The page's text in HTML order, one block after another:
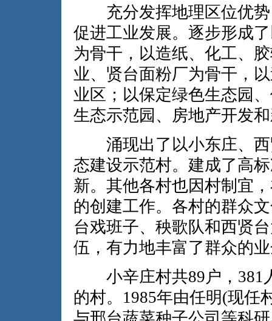
充分发挥地理区位优势
促进工业发展。逐步形成
为骨干，以造纸、化工、
业、贤台面粉厂为骨干，
业区；以保定绿色生态园
生态示范园、房地产开发
涌现出了以小东庄、西
态建设示范村。建成了高
新。其他各村也因村制宜
的创建工作。各村的群众
台戏班子、秧歌队和西贤
伍，有力地丰富了群众的
小辛庄村共89户，381
的村。1985年由任明(现任